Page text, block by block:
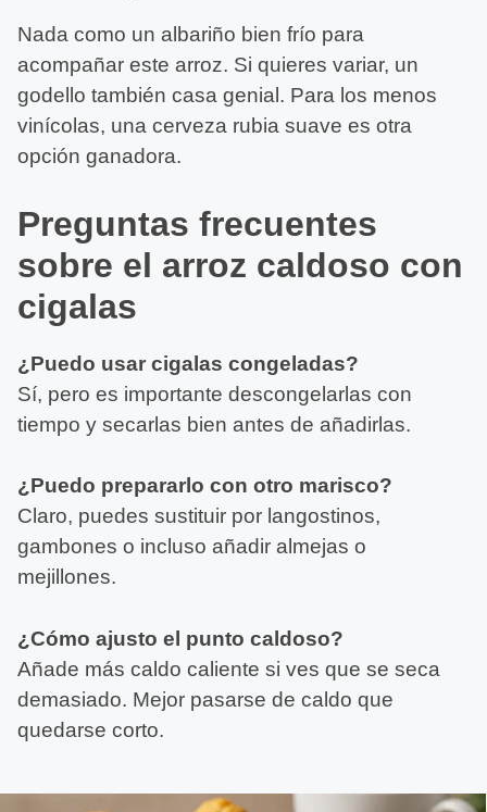
Nada como un albariño bien frío para
acompañar este arroz. Si quieres variar, un
godello también casa genial. Para los menos
vinícolas, una cerveza rubia suave es otra
opción ganadora.
Preguntas frecuentes
sobre el arroz caldoso con
cigalas
¿Puedo usar cigalas congeladas?
Sí, pero es importante descongelarlas con
tiempo y secarlas bien antes de añadirlas.
¿Puedo prepararlo con otro marisco?
Claro, puedes sustituir por langostinos,
gambones o incluso añadir almejas o
mejillones.
¿Cómo ajusto el punto caldoso?
Añade más caldo caliente si ves que se seca
demasiado. Mejor pasarse de caldo que
quedarse corto.